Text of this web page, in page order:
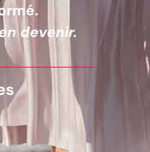
devenir.